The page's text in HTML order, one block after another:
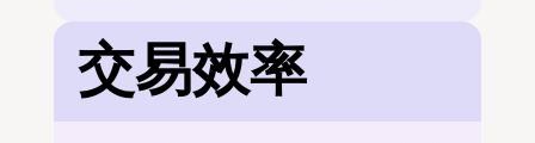
交易效率